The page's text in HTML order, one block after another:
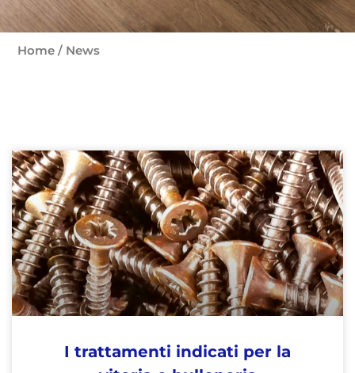
Home / News
I trattamenti indicati per la